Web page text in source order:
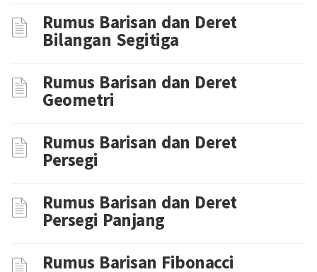
Rumus Barisan dan Deret
Bilangan Segitiga
Rumus Barisan dan Deret
Geometri
Rumus Barisan dan Deret
Persegi
Rumus Barisan dan Deret
Persegi Panjang
Rumus Barisan Fibonacci